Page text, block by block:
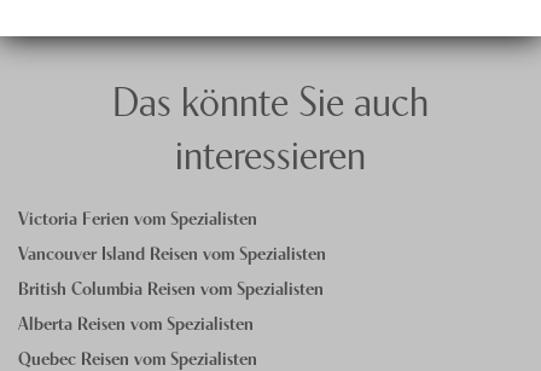
Das könnte Sie auch
interessieren
Victoria Ferien vom Spezialisten
Vancouver Island Reisen vom Spezialisten
British Columbia Reisen vom Spezialisten
Alberta Reisen vom Spezialisten
Quebec Reisen vom Spezialisten